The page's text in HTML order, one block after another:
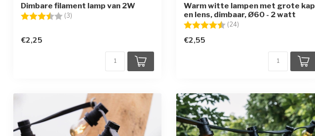
Dimbare filament lamp van 2W
Beoordeling: (3)
€2,25
Warm witte lampen met grote kap
en lens, dimbaar, Ø60 - 2 watt
Beoordeling: (24)
€2,55